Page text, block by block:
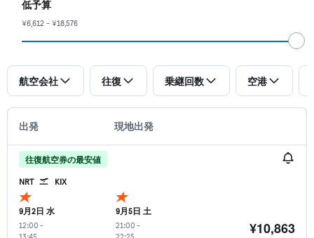
低予算
¥6,612 - ¥18,576
航空会社 往復 乗継回数 空港
出発 現地出発
往復航空券の最安値
NRT KIX
9月2日 水
12:00 -
9月5日 土
21:00 -
¥10,863